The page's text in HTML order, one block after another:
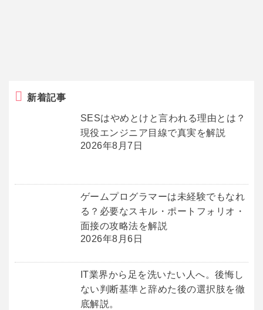
新着記事
SESはやめとけと言われる理由とは？
現役エンジニア目線で真実を解説
2026年8月7日
ゲームプログラマーは未経験でもなれ
る？必要なスキル・ポートフォリオ・
面接の攻略法を解説
2026年8月6日
IT業界から足を洗いたい人へ。後悔し
ない判断基準と辞めた後の選択肢を徹
底解説。